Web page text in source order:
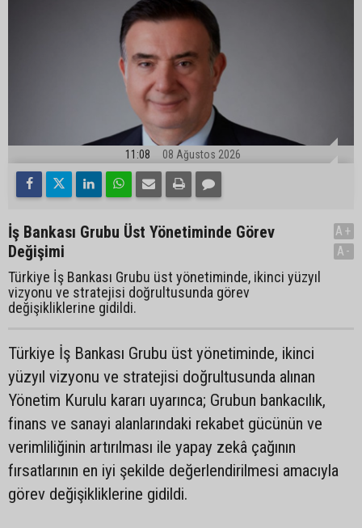
11:08 08 Ağustos 2026
İş Bankası Grubu Üst Yönetiminde Görev
Değişimi
Türkiye İş Bankası Grubu üst yönetiminde, ikinci yüzyıl
vizyonu ve stratejisi doğrultusunda görev
değişikliklerine gidildi.
A+
A-
Türkiye İş Bankası Grubu üst yönetiminde, ikinci
yüzyıl vizyonu ve stratejisi doğrultusunda alınan
Yönetim Kurulu kararı uyarınca; Grubun bankacılık,
finans ve sanayi alanlarındaki rekabet gücünün ve
verimliliğinin artırılması ile yapay zekâ çağının
fırsatlarının en iyi şekilde değerlendirilmesi amacıyla
görev değişikliklerine gidildi.